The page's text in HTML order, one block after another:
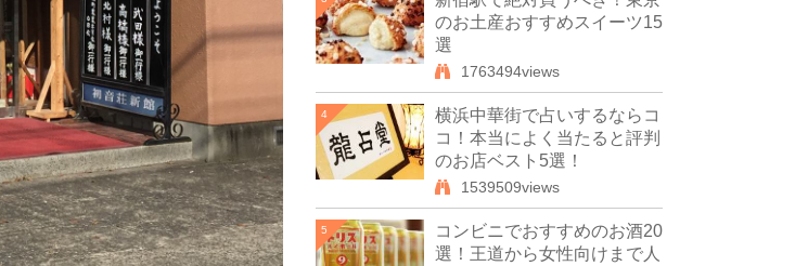
のお土産おすすめスイーツ15
選
1763494views
4
横浜中華街で占いするならコ
コ！本当によく当たると評判
のお店ベスト5選！
1539509views
5
コンビニでおすすめのお酒20
選！王道から女性向けまで人